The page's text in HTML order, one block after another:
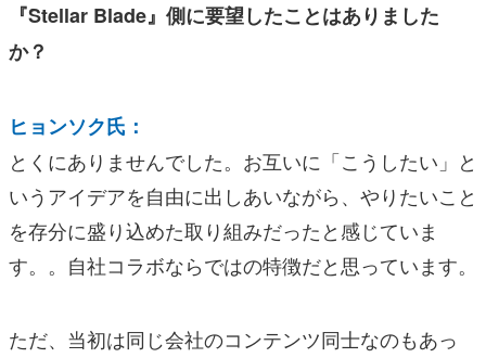
『Stellar Blade』側に要望したことはありました
か？
ヒョンソク氏：
とくにありませんでした。お互いに「こうしたい」と
いうアイデアを自由に出しあいながら、やりたいこと
を存分に盛り込めた取り組みだったと感じていま
す。。自社コラボならではの特徴だと思っています。
ただ、当初は同じ会社のコンテンツ同士なのもあっ